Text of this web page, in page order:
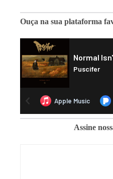
Ouça na sua plataforma
Assine